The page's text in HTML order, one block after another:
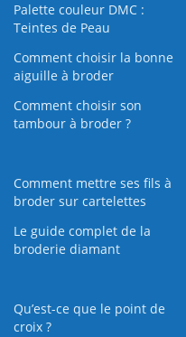
Palette couleur DMC :
Teintes de Peau
Comment choisir la bonne
aiguille à broder
Comment choisir son
tambour à broder ?
Comment mettre ses fils à
broder sur cartelettes
Le guide complet de la
broderie diamant
Qu’est-ce que le point de
croix ?